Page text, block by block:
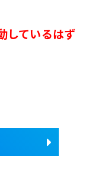
しているはず